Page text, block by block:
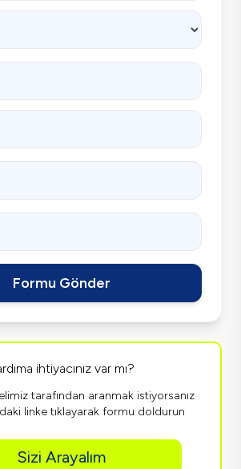
Formu Gönder
ihtiyacınız var mı?
tarafından aranmak istiyorsanız
linke tıklayarak formu doldurun
Sizi Arayalım